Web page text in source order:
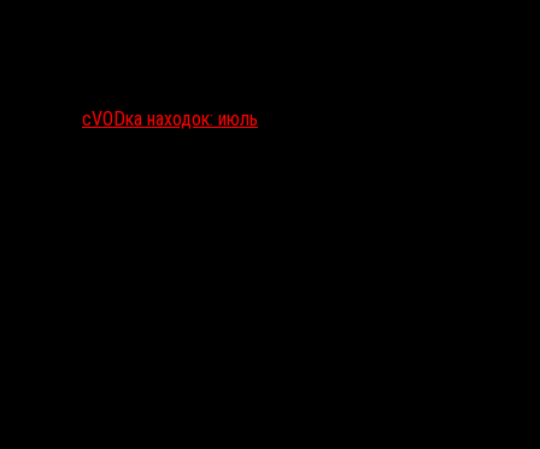
сVODка находок: июль